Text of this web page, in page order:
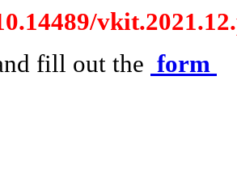
fill out the form